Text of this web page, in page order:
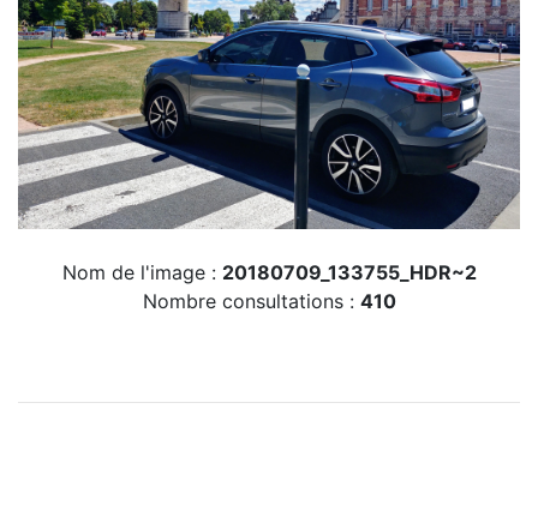
Nom de l'image : 20180709_133755_HDR~2
Nombre consultations : 410